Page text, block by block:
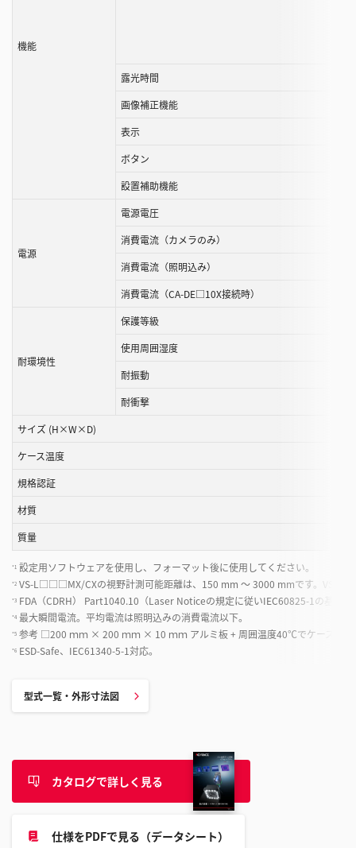
機能
露光時間
画像補正機能
表示
ボタン
設置補助機能
電源
電源電圧
消費電流（カメラのみ）
消費電流（照明込み）
消費電流（CA-DE□10X接続時）
耐環境性
保護等級
使用周囲湿度
耐振動
耐衝撃
サイズ (H×W×D)
ケース温度
規格認証
材質
質量
*1 設定用ソフトウェアを使用し、フォーマット後に使用してください。
*2 VS-L□□□MX/CXの視野計測可能距離は、150 mm 〜 3000 mmです。VS-
*3 FDA（CDRH） Part1040.10（Laser Noticeの規定に従いIEC60825-1の基準
*4 最大瞬間電流。平均電流は照明込みの消費電流以下。
*5 参考 □200 ｍｍ × 200 ｍｍ × 10 ｍｍ アルミ板 + 周囲温度40℃でケース温
*6 ESD-Safe、IEC61340-5-1対応。
型式一覧・外形寸法図
カタログで詳しく見る
仕様をPDFで見る（データシート）